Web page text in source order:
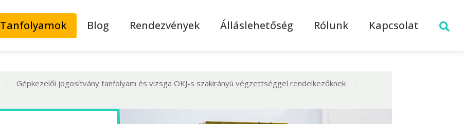
Tanfolyamok Blog Rendezvények Álláslehetőség Rólunk Kapcsolat
Gépkezelői jogosítvány tanfolyam és vizsga OKJ-s szakirányú végzettséggel rendelkezőknek